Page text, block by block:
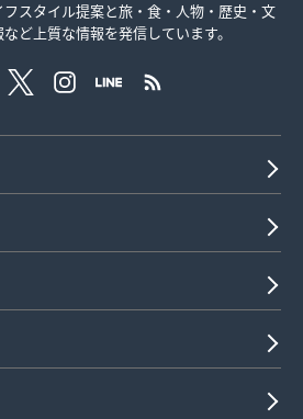
スタイル提案と旅・食・人物・歴史・文
ど上質な情報を発信しています。